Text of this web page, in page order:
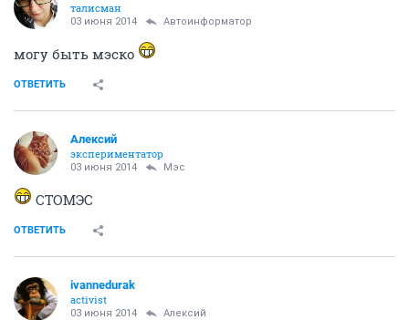
талисман
03 июня 2014 Автоинформатор
могу быть мэско
ОТВЕТИТЬ
Алексий
экспериментатор
03 июня 2014 Мэс
СТОМЭС
ОТВЕТИТЬ
ivannedurak
activist
03 июня 2014 Алексий